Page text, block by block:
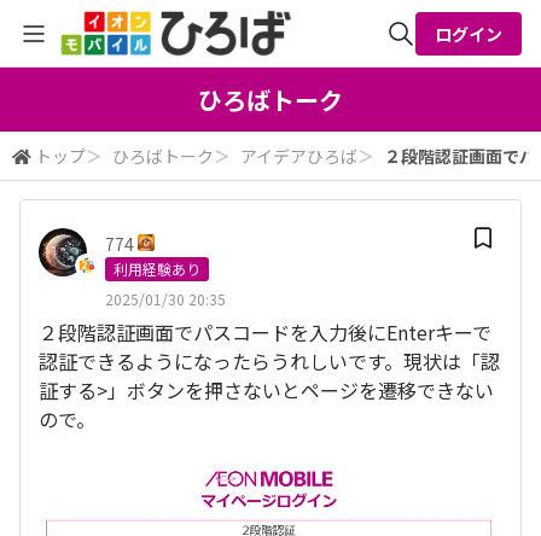
検索
ログイン
ひろばトーク
トップ＞ ひろばトーク ＞ アイデアひろば＞ ２段階認証画面で
774
利用経験あり
2025/01/30 20:35
２段階認証画面でパスコードを入力後にEnterキーで
認証できるようになったらうれしいです。現状は「認
証する>」ボタンを押さないとページを遷移できない
ので。